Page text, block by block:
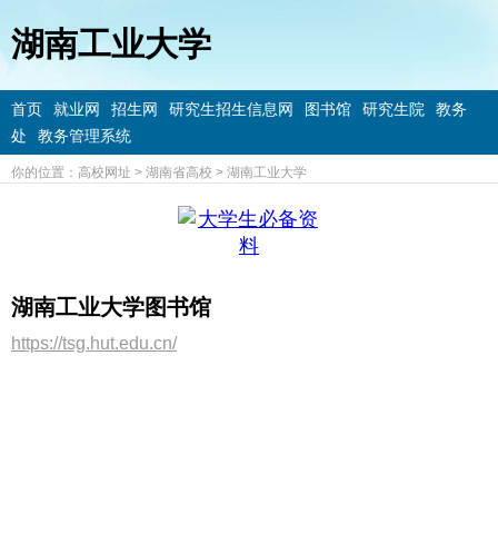
湖南工业大学
首页 就业网 招生网 研究生招生信息网 图书馆 研究生院
教务
处
教务管理系统
你的位置： 高校网址 > 湖南省高校 > 湖南工业大学
湖南工业大学图书馆
https://tsg.hut.edu.cn/